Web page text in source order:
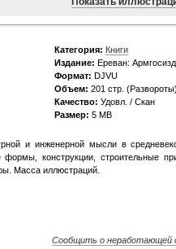
Категория: Книги
Издание: Ереван:
Формат: DJVU
Объем: 201 стр.
Качество: Удовл. / Скан
Размер: 5 MB
и инженерной мысли в
формы, конструкции, строительные
Масса иллюстраций.
Сообщить о неработающей